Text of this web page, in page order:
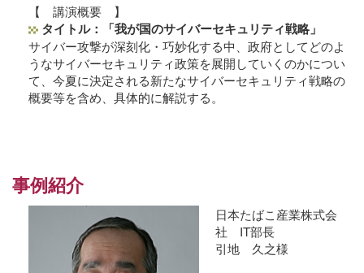
【 講演概要 】
タイトル：「我が国のサイバーセキュリティ戦略」
サイバー攻撃が深刻化・巧妙化する中、政府としてどのよ
うなサイバーセキュリティ政策を展開していくのかについ
て、今夏に決定される新たなサイバーセキュリティ戦略の
概要等を含め、具体的に解説する。
事例紹介
日本たばこ産業株式会
社 IT部長
引地 久之様